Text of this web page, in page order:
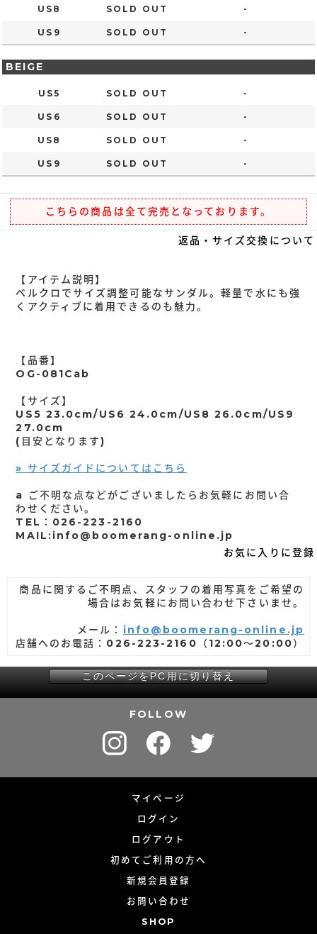
商品に関するご不明点、スタッフの着用写真をご希望の
場合はお気軽にお問い合わせ下さいませ。
メール： info@boomerang-online.jp
店舗へのお電話：026-223-2160（12:00～20:00）
US8 SOLD OUT -
US9 SOLD OUT -
BEIGE
US5 SOLD OUT -
US6 SOLD OUT -
US8 SOLD OUT -
US9 SOLD OUT -
こちらの商品は全て完売となっております。
返品・サイズ交換について
【アイテム説明】
ベルクロでサイズ調整可能なサンダル。軽量で水にも強
くアクティブに着用できるのも魅力。
【品番】
OG-081Cab
【サイズ】
US5 23.0cm/US6 24.0cm/US8 26.0cm/US9
27.0cm
(目安となります)
» サイズガイドについてはこちら
a ご不明な点などがございましたらお気軽にお問い合
わせください。
TEL：026-223-2160
MAIL:info@boomerang-online.jp
お気に入りに登録
FOLLOW
マイページ
ログイン
ログアウト
初めてご利用の方へ
新規会員登録
お問い合わせ
SHOP
このページをPC用に切り替え